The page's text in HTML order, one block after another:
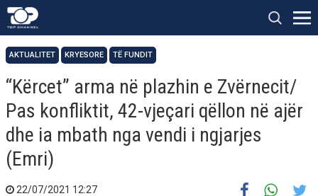
AKTUALITET KRYESORE TË FUNDIT
“Kërcet” arma në plazhin e Zvërnecit/
Pas konfliktit, 42-vjeçari qëllon në ajër
dhe ia mbath nga vendi i ngjarjes
(Emri)
22/07/2021 12:27